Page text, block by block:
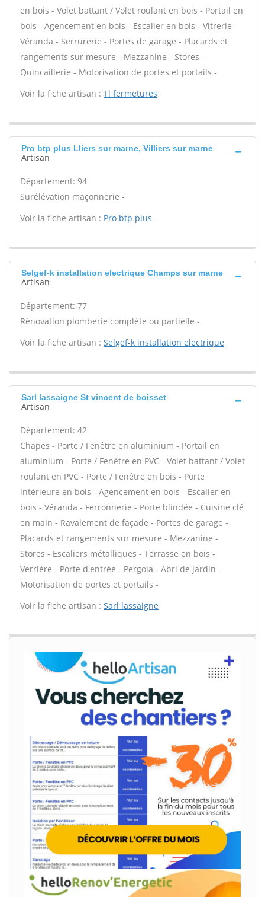
en bois - Volet battant / Volet roulant en bois - Portail en
bois - Agencement en bois - Escalier en bois - Vitrerie -
Véranda - Serrurerie - Portes de garage - Placards et
rangements sur mesure - Mezzanine - Stores -
Quincaillerie - Motorisation de portes et portails -
Voir la fiche artisan : Tl fermetures
Pro btp plus Lliers sur marne, Villiers sur marne
Artisan
Département: 94
Surélévation maçonnerie -
Voir la fiche artisan : Pro btp plus
Selgef-k installation electrique Champs sur marne
Artisan
Département: 77
Rénovation plomberie complète ou partielle -
Voir la fiche artisan : Selgef-k installation electrique
Sarl lassaigne St vincent de boisset
Artisan
Département: 42
Chapes - Porte / Fenêtre en aluminium - Portail en
aluminium - Porte / Fenêtre en PVC - Volet battant / Volet
roulant en PVC - Porte / Fenêtre en bois - Porte
intérieure en bois - Agencement en bois - Escalier en
bois - Véranda - Ferronnerie - Porte blindée - Cuisine clé
en main - Ravalement de façade - Portes de garage -
Placards et rangements sur mesure - Mezzanine -
Stores - Escaliers métalliques - Terrasse en bois -
Verrière - Porte d'entrée - Pergola - Abri de jardin -
Motorisation de portes et portails -
Voir la fiche artisan : Sarl lassaigne